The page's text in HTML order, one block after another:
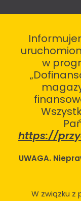
w
https://
UWAGA.
W związku z